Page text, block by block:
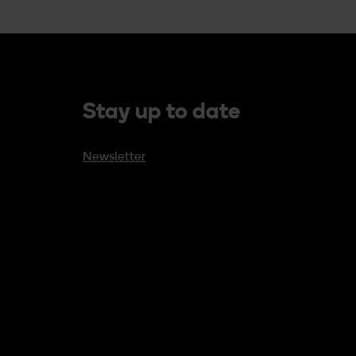
Stay up to date
Newsletter